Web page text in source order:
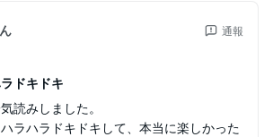
通報
ドキドキ
読みしました。
ラハラドキドキして、本当に楽しかった